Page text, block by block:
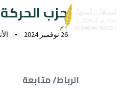
حزب
26 نوفمبر 2024
الرباط/ متابعة